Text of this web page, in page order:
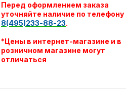
Перед оформлением заказа
уточняйте наличие по телефону
8(495)233-88-23.
*Цены в интернет-магазине и в
розничном магазине могут
отличаться